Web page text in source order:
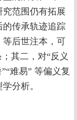
范围仍有拓展
传承轨迹追踪
后世注本，可
其二，对“反义
难易” 等偏义复
分析。